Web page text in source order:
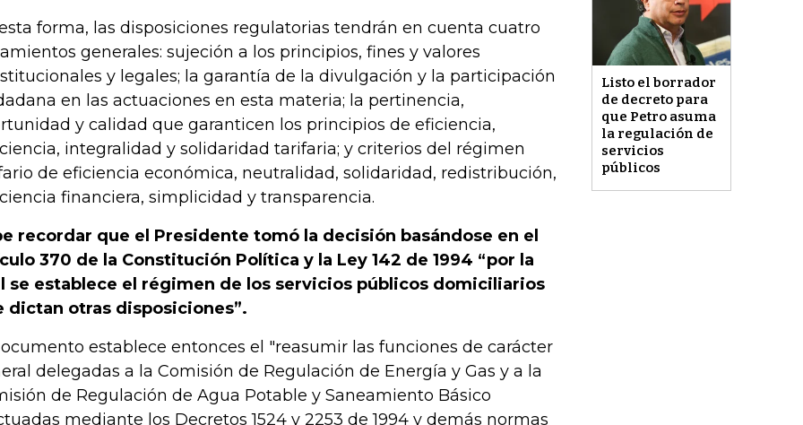
Listo el borrador
de decreto para
que Petro asuma
la regulación de
servicios
públicos
forma, las disposiciones regulatorias tendrán en cuenta cuatro
generales: sujeción a los principios, fines y valores
y legales; la garantía de la divulgación y la participación
en las actuaciones en esta materia; la pertinencia,
y calidad que garanticen los principios de eficiencia,
integralidad y solidaridad tarifaria; y criterios del régimen
de eficiencia económica, neutralidad, solidaridad, redistribución,
financiera, simplicidad y transparencia.
recordar que el Presidente tomó la decisión basándose en el
370 de la Constitución Política y la Ley 142 de 1994 “por la
se establece el régimen de los servicios públicos domiciliarios
dictan otras disposiciones”.
establece entonces el "reasumir las funciones de carácter
delegadas a la Comisión de Regulación de Energía y Gas y a la
de Regulación de Agua Potable y Saneamiento Básico
mediante los Decretos 1524 y 2253 de 1994 y demás normas